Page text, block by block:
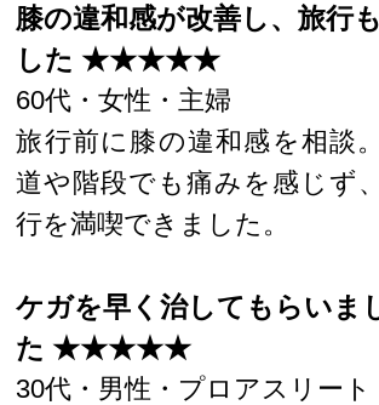
膝の違和感が改善し、旅行
した ★★★★★
60代・女性・主婦
旅行前に膝の違和感を相談
道や階段でも痛みを感じず
行を満喫できました。
ケガを早く治してもらいま
た ★★★★★
30代・男性・プロアスリート